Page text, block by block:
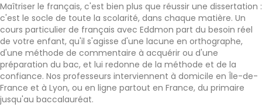
Maîtriser le français, c'est bien plus que réussir une dissertation :
c'est le socle de toute la scolarité, dans chaque matière. Un
cours particulier de français avec Eddmon part du besoin réel
de votre enfant, qu'il s'agisse d'une lacune en orthographe,
d'une méthode de commentaire à acquérir ou d'une
préparation du bac, et lui redonne de la méthode et de la
confiance. Nos professeurs interviennent à domicile en Île-de-
France et à Lyon, ou en ligne partout en France, du primaire
jusqu'au baccalauréat.